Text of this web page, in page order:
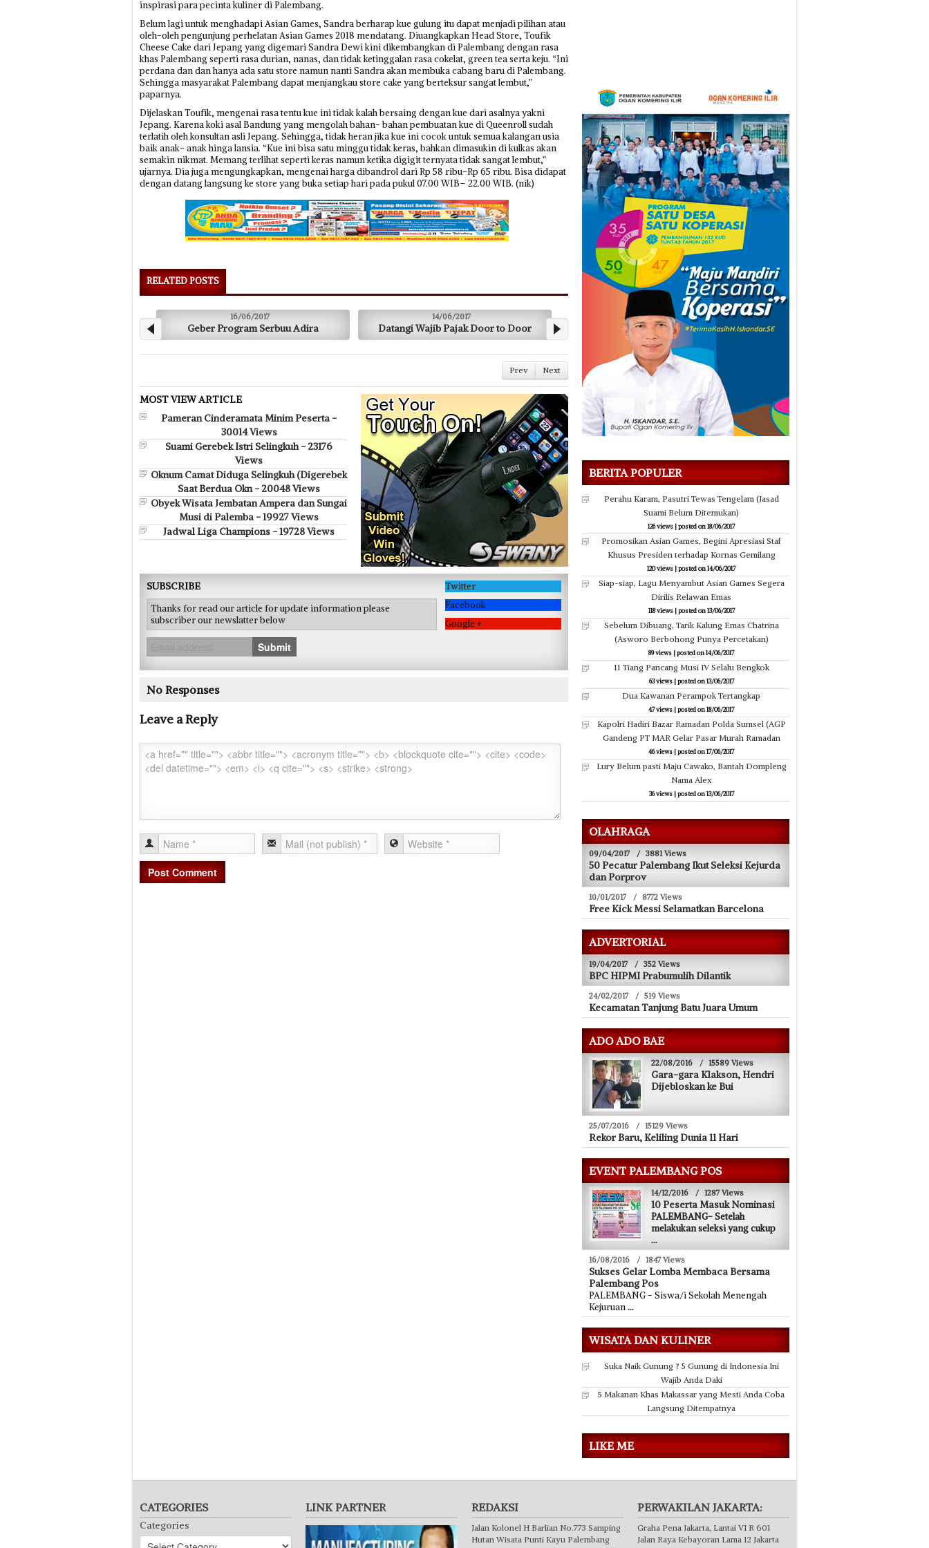
inspirasi para pecinta kuliner di Palembang.
Belum lagi untuk menghadapi Asian Games, Sandra berharap kue gulung itu dapat menjadi pilihan atau
oleh-oleh pengunjung perhelatan Asian Games 2018 mendatang. Diuangkapkan Head Store, Toufik
Cheese Cake dari Jepang yang digemari Sandra Dewi kini dikembangkan di Palembang dengan rasa
khas Palembang seperti rasa durian, nanas, dan tidak ketinggalan rasa cokelat, green tea serta keju. “Ini
perdana dan dan hanya ada satu store namun nanti Sandra akan membuka cabang baru di Palembang.
Sehingga masyarakat Palembang dapat menjangkau store cake yang berteksur sangat lembut,”
paparnya.
Dijelaskan Toufik, mengenai rasa tentu kue ini tidak kalah bersaing dengan kue dari asalnya yakni
Jepang. Karena koki asal Bandung yang mengolah bahan- bahan pembuatan kue di Queenroll sudah
terlatih oleh konsultan asli Jepang. Sehingga, tidak heran jika kue ini cocok untuk semua kalangan usia
baik anak- anak hinga lansia. “Kue ini bisa satu minggu tidak keras, bahkan dimasukin di kulkas akan
semakin nikmat. Memang terlihat seperti keras namun ketika digigit ternyata tidak sangat lembut,”
ujarnya. Dia juga mengungkapkan, mengenai harga dibandrol dari Rp 58 ribu-Rp 65 ribu. Bisa didapat
dengan datang langsung ke store yang buka setiap hari pada pukul 07.00 WIB– 22.00 WIB. (nik)
RELATED POSTS
14/06/2017
Datangi Wajib Pajak Door to Door
14/06/2017
Pusri Siapkan Pasar Murah (Salurkan
Bantuan ke 1000 Anak Yatim)
14/06/2017
Telkomsel Siapkan Diskon Tiket Mudik
Prev Next
Pameran Cinderamata Minim Peserta -
30014 Views
Suami Gerebek Istri Selingkuh - 23176
Views
Oknum Camat Diduga Selingkuh (Digerebek
Saat Berdua Okn - 20048 Views
Obyek Wisata Jembatan Ampera dan Sungai
Musi di Palemba - 19927 Views
Jadwal Liga Champions - 19728 Views
SUBSCRIBE
Thanks for read our article for update information please
subscriber our newslatter below
Submit
Twitter
Facebook
Google +
No Responses
Leave a Reply
BERITA POPULER
Perahu Karam, Pasutri Tewas Tengelam (Jasad
Suami Belum Ditemukan)
126 views |posted on 18/06/2017
Promosikan Asian Games, Begini Apresiasi Staf
Khusus Presiden terhadap Kornas Gemilang
120 views |posted on 14/06/2017
Siap-siap, Lagu Menyambut Asian Games Segera
Dirilis Relawan Emas
118 views|posted on 13/06/2017
Sebelum Dibuang, Tarik Kalung Emas Chatrina
(Asworo Berbohong Punya Percetakan)
89 views |posted on 14/06/2017
11 Tiang Pancang Musi IV Selalu Bengkok
63 views|posted on 13/06/2017
Dua Kawanan Perampok Tertangkap
47 views |posted on 18/06/2017
Kapolri Hadiri Bazar Ramadan Polda Sumsel (AGP
Gandeng PT MAR Gelar Pasar Murah Ramadan
46 views |posted on 17/06/2017
Lury Belum pasti Maju Cawako, Bantah Dompleng
Nama Alex
36 views|posted on 13/06/2017
OLAHRAGA
09/04/2017 / 3881 Views
50 Pecatur Palembang Ikut Seleksi Kejurda
dan Porprov
10/01/2017 / 8772 Views
Free Kick Messi Selamatkan Barcelona
ADVERTORIAL
19/04/2017 / 352 Views
BPC HIPMI Prabumulih Dilantik
24/02/2017 / 519 Views
Kecamatan Tanjung Batu Juara Umum
ADO ADO BAE
22/08/2016 / 15589 Views
Gara-gara Klakson, Hendri
Dijebloskan ke Bui
25/07/2016 / 15129 Views
Rekor Baru, Keliling Dunia 11 Hari
EVENT PALEMBANG POS
14/12/2016 / 1287 Views
10 Peserta Masuk Nominasi
PALEMBANG- Setelah
melakukan seleksi yang cukup
...
16/08/2016 / 1847 Views
Sukses Gelar Lomba Membaca Bersama
Palembang Pos
PALEMBANG - Siswa/i Sekolah Menengah
Kejuruan...
WISATA DAN KULINER
Suka Naik Gunung ? 5 Gunung di Indonesia Ini
Wajib Anda Daki
5 Makanan Khas Makassar yang Mesti Anda Coba
Langsung Ditempatnya
LIKE ME
CATEGORIES
Categories
LINK PARTNER REDAKSI
Jalan Kolonel H Barlian No.773 Samping
Hutan Wisata Punti Kayu Palembang
PERWAKILAN JAKARTA:
Graha Pena Jakarta, Lantai VI R 601
Jalan Raya Kebayoran Lama 12 Jakarta